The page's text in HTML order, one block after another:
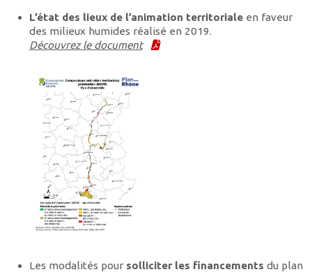
L’état des lieux de l’animation territorialeen faveur
des milieux humides réalisé en 2019.
Découvrez le document
Les modalités poursolliciter les financements du plan